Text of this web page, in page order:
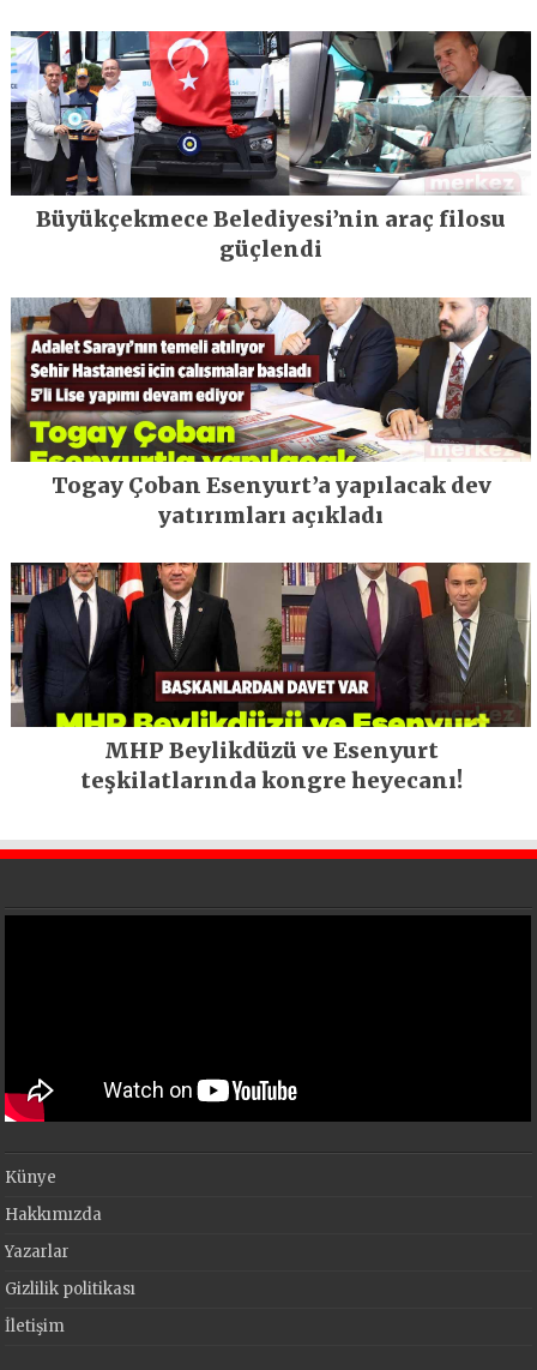
Büyükçekmece Belediyesi’nin araç filosu
güçlendi
Togay Çoban Esenyurt’a yapılacak dev
yatırımları açıkladı
MHP Beylikdüzü ve Esenyurt
teşkilatlarında kongre heyecanı!
Künye
Hakkımızda
Yazarlar
Gizlilik politikası
İletişim